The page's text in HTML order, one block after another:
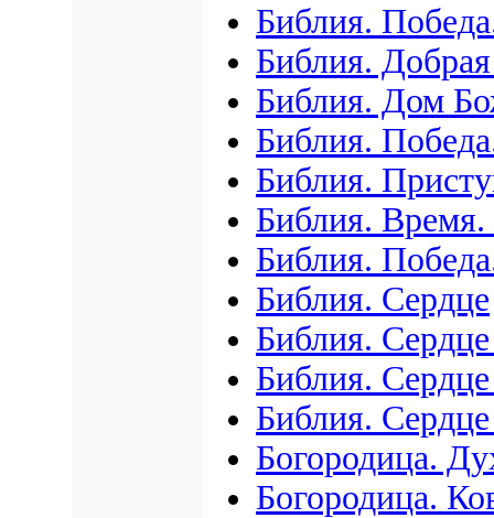
Библия.
Библия.
Библия. Дом
Библия.
Библия.
Библия.
Библия.
Библия. Сердце
Библия.
Библия.
Библия. Сердце
Богородица.
Богородица.